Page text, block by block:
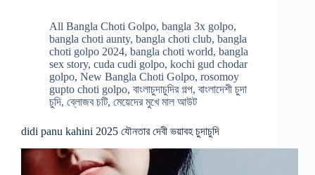
All Bangla Choti Golpo, bangla 3x golpo,
bangla choti aunty, bangla choti club, bangla
choti golpo 2024, bangla choti world, bangla
sex story, cuda cudi golpo, kochi gud chodar
golpo, New Bangla Choti Golpo, rosomoy
gupto choti golpo, বাংলাচুদাচুদির গল্প, বাংলাদেশী চুদা
চুদি, ব্লোজব চটি, মেয়েদের মুখে মাল আউট
didi panu kahini 2025 যৌনতার দেবী ভয়াবহ চুদাচুদি